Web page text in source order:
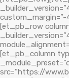
custom_margin=”-
[et_pb_row
[et_pb_column
src=”https://